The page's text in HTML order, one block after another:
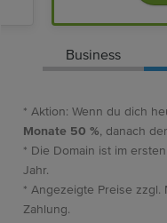
Business
* Aktion: Wenn du dich
Monate 50 %, danach
* Die Domain ist im
Jahr.
* Angezeigte Preise zzgl.
Zahlung.